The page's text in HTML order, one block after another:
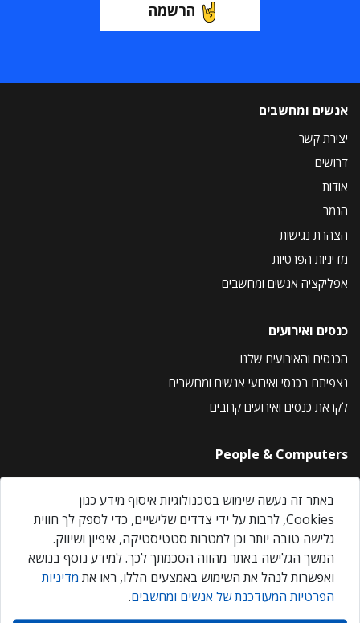
הרשמה
אנשים ומחשבים
יצירת קשר
דרושים
אודות
הנמר
הצהרת נגישות
מדיניות הפרטיות
אפליקציה אנשים ומחשבים
כנסים ואירועים
הכנסים והאירועים שלנו
נצפיתם בכנסי ואירועי אנשים ומחשבים
לקראת כנסים ואירועים קרובים
People & Computers
About Us
Privacy Policy
Contact Us
Our Events
אנשים ומחשבים © 2026 – כל הזכויות שמורות
באתר זה נעשה שימוש בטכנולוגיות איסוף מידע כגון
Cookies, לרבות על ידי צדדים שלישיים, כדי לספק לך חווית
גלישה טובה יותר וכן למטרות סטטיסטיקה, איפיון ושיווק.
המשך הגלישה באתר מהווה הסכמתך לכך. למידע נוסף בנושא
ואפשרות לנהל את השימוש באמצעים הללו, ראו את מדיניות
הפרטיות המעודכנת של אנשים ומחשבים.